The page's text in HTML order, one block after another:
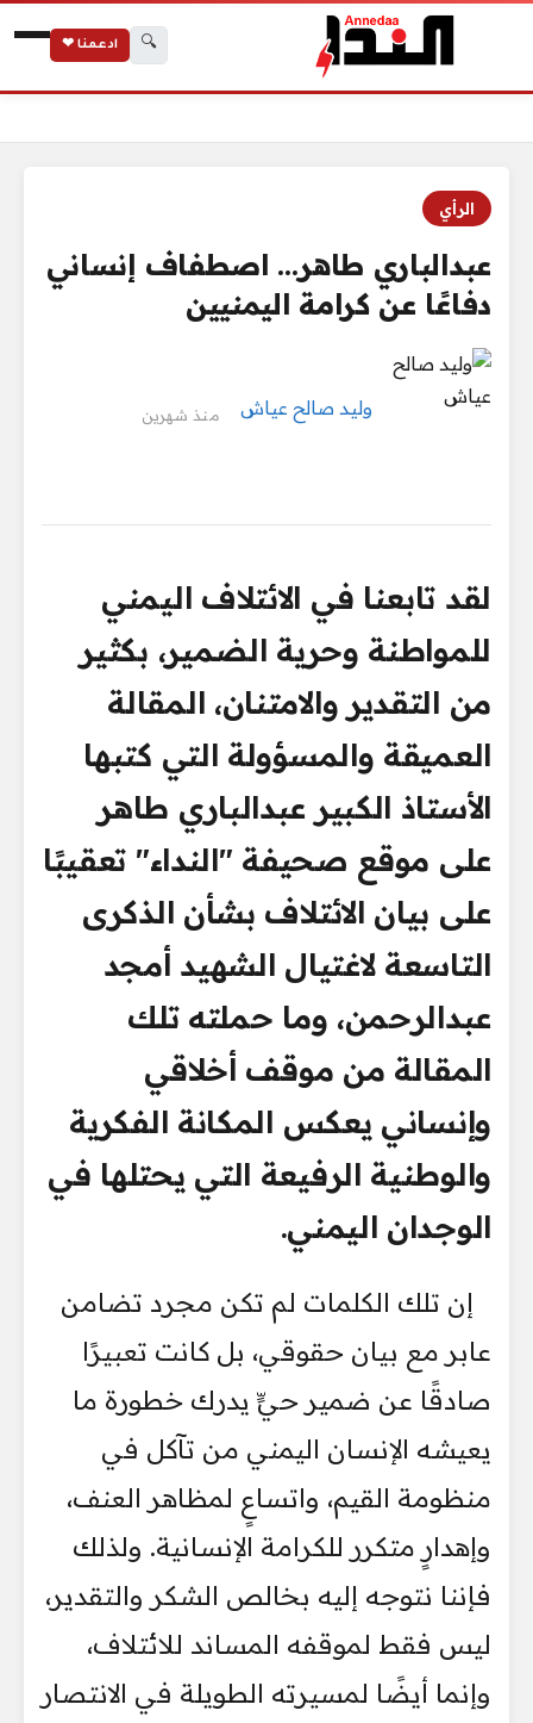
🔍 ادعمنا ❤
الرأي
عبدالباري طاهر… اصطفاف إنساني
دفاعًا عن كرامة اليمنيين
وليد صالح عياش منذ شهرين
لقد تابعنا في الائتلاف اليمني
للمواطنة وحرية الضمير، بكثير
من التقدير والامتنان، المقالة
العميقة والمسؤولة التي كتبها
الأستاذ الكبير عبدالباري طاهر
على موقع صحيفة "النداء" تعقيبًا
على بيان الائتلاف بشأن الذكرى
التاسعة لاغتيال الشهيد أمجد
عبدالرحمن، وما حملته تلك
المقالة من موقف أخلاقي
وإنساني يعكس المكانة الفكرية
والوطنية الرفيعة التي يحتلها في
الوجدان اليمني.
إن تلك الكلمات لم تكن مجرد تضامن
عابر مع بيان حقوقي، بل كانت تعبيرًا
صادقًا عن ضمير حيٍّ يدرك خطورة ما
يعيشه الإنسان اليمني من تآكل في
منظومة القيم، واتساعٍ لمظاهر العنف،
وإهدارٍ متكرر للكرامة الإنسانية. ولذلك
فإننا نتوجه إليه بخالص الشكر والتقدير،
ليس فقط لموقفه المساند للائتلاف،
وإنما أيضًا لمسيرته الطويلة في الانتصار